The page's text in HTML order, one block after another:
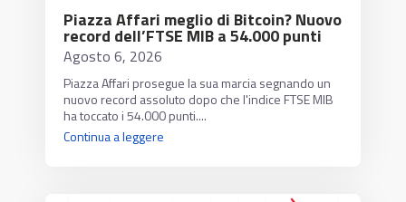
Piazza Affari meglio di Bitcoin? Nuovo
record dell’FTSE MIB a 54.000 punti
Agosto 6, 2026
Piazza Affari prosegue la sua marcia segnando un
nuovo record assoluto dopo che l'indice FTSE MIB
ha toccato i 54.000 punti....
Continua a leggere